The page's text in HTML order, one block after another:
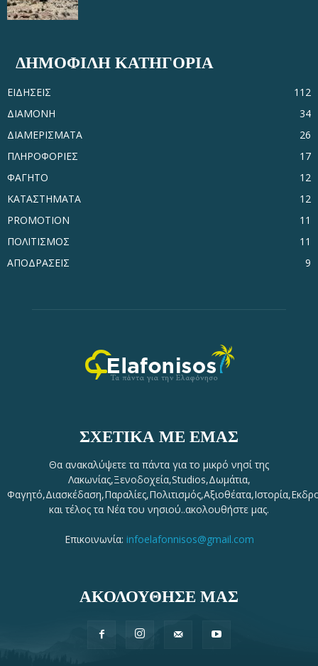
ΔΗΜΟΦΙΛΗ ΚΑΤΗΓΟΡΙΑ
ΕΙΔΗΣΕΙΣ
112
ΔΙΑΜΟΝΗ
34
ΔΙΑΜΕΡΙΣΜΑΤΑ
26
ΠΛΗΡΟΦΟΡΙΕΣ
17
ΦΑΓΗΤΟ
12
ΚΑΤΑΣΤΗΜΑΤΑ
12
PROMOTION
11
ΠΟΛΙΤΙΣΜΟΣ
11
ΑΠΟΔΡΑΣΕΙΣ
9
ΣΧΕΤΙΚΆ ΜΕ ΕΜΆΣ
Θα ανακαλύψετε τα πάντα για το μικρό νησί της
Λακωνίας,Ξενοδοχεία,Studios,Δωμάτια,
και τέλος τα Νέα του νησιού..ακολουθήστε μας.
Επικοινωνία: infoelafonnisos@gmail.com
ΑΚΟΛΟΥΘΗΣΕ ΜΑΣ